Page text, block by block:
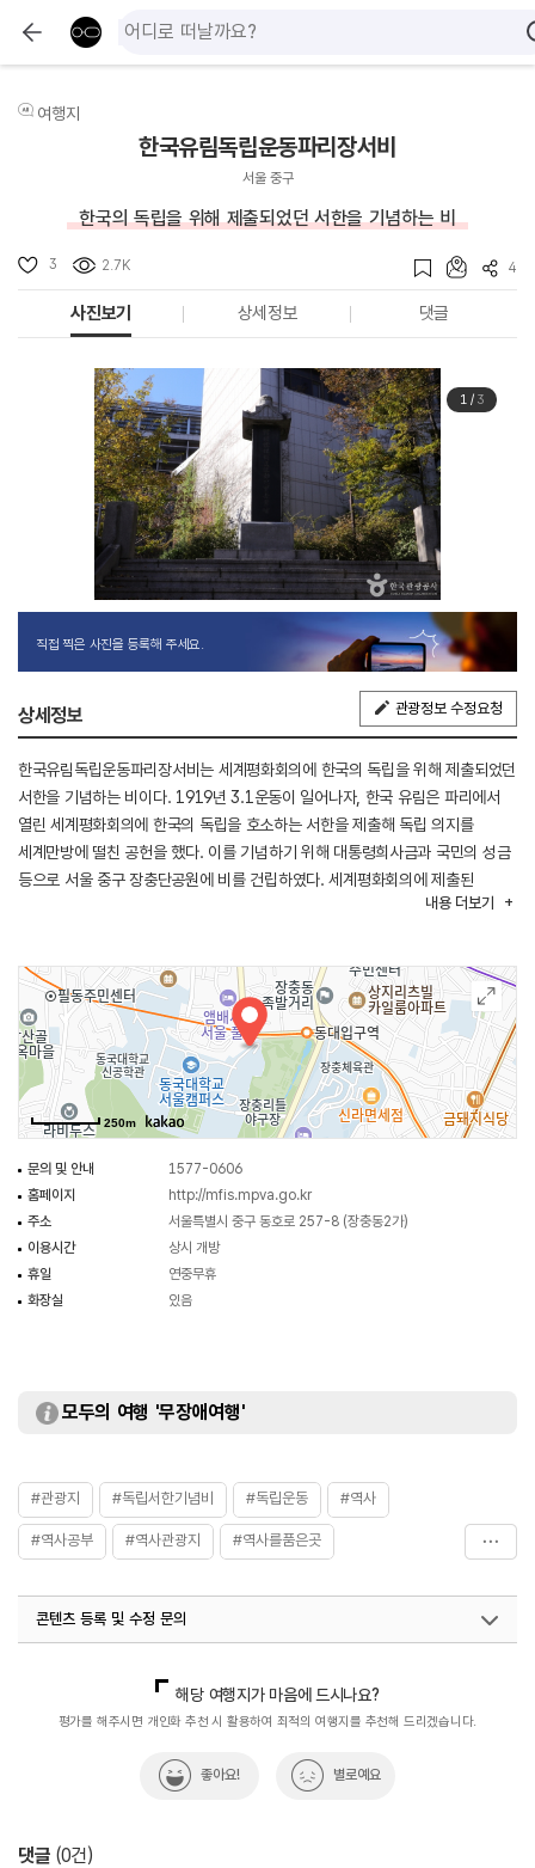
여행지
한국유림독립운동파리장서비
서울 중구
한국의 독립을 위해 제출되었던 서한을 기념하는 비
3 2.7K 4
사진보기 상세정보 댓글
1/ 3
직접 찍은 사진을 등록해 주세요.
상세정보 관광정보 수정요청
한국유림독립운동파리장서비는 세계평화회의에 한국의 독립을 위해 제출되었던
서한을 기념하는 비이다. 1919년 3.1운동이 일어나자, 한국 유림은 파리에서
열린 세계평화회의에 한국의 독립을 호소하는 서한을 제출해 독립 의지를
세계만방에 떨친 공헌을 했다. 이를 기념하기 위해 대통령희사금과 국민의 성금
등으로 서울 중구 장충단공원에 비를 건립하였다. 세계평화회의에 제출된
서한은 [파리장서]로서 일제의 한국 주권 찬탈 과정을 폭로하고 식민 지배의
독립을 열망하고 있음을 국내외에 널리 알렸던 서한이다. 곽종석, 김복한을
비롯하여 유림 대표 137명이 연서한 이 장서를 김창숙이 상해로 가져가도록
하였고 이를 다시 김규식을 통하여 파리 강화회의에 제출되었다. 또한, 각국
대표와 외국 공관과 국내 각지의 향교에도 배포되었다. 일본은 [파리장서]
운동에 참여한 유림을 체포 투옥하는 등 가혹하게 탄압하였으며(제1차 유림단
사건), 이 사건을 계기로 유림계는 한 말 구국운동의 전통을 계승하여
독립운동에 적극적으로 참여하게 되었다.
월곡역사공원, 2008년 전라북도 정읍사공원, 2014년 경상북도 봉화군
송록서원 등 곳곳에도 기념비가 세워지게 되었다.
내용 더보기
250m
문의 및 안내
1577-0606
홈페이지
http://mfis.mpva.go.kr
주소
서울특별시 중구 동호로 257-8 (장충동2가)
이용시간
상시 개방
휴일
연중무휴
화장실
있음
모두의 여행 '무장애여행'
#관광지 #독립서한기념비 #독립운동 #역사
#역사공부 #역사관광지 #역사를품은곳
#역사유적 #역사유적지
콘텐츠 등록 및 수정 문의
해당 여행지가 마음에 드시나요?
평가를 해주시면 개인화 추천 시 활용하여 최적의 여행지를 추천해 드리겠습니다.
좋아요! 별로예요
댓글 (0건)